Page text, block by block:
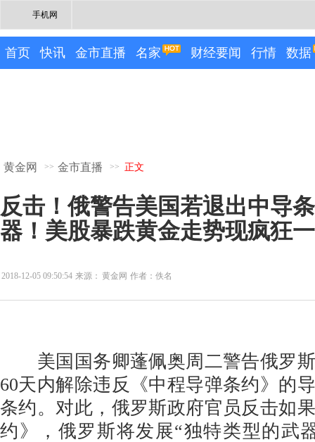
手机网
首页 快讯 金市直播 名家 财经要闻 行情 数据
黄金网 >> 金市直播 >> 正文
反击！俄警告美国若退出中导
器！美股暴跌黄金走势现疯狂
2018-12-05 09:50:54 来源： 黄金网 作者：佚名
美国国务卿蓬佩奥周二警告俄罗斯
60天内解除违反《中程导弹条约》的
条约。对此，俄罗斯政府官员反击如
约》，俄罗斯将发展“独特类型的武